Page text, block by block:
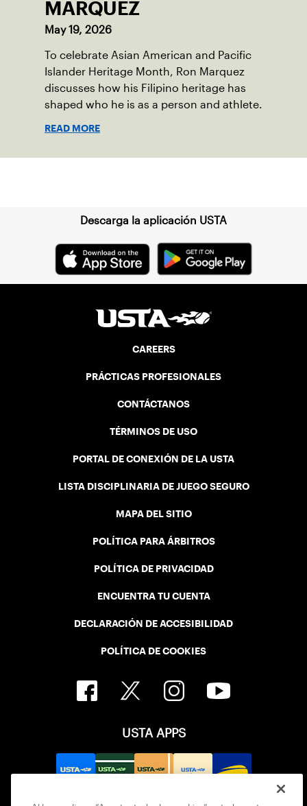
MARQUEZ
May 19, 2026
To celebrate Asian American and Pacific
Islander Heritage Month, Ron Marquez
discusses how his Filipino heritage has
shaped who he is as a person and athlete.
READ MORE
Descarga la aplicación USTA
CAREERS
PRÁCTICAS PROFESIONALES
CONTÁCTANOS
TÉRMINOS DE USO
PORTAL DE CONEXIÓN DE LA USTA
LISTA DISCIPLINARIA DE JUEGO SEGURO
MAPA DEL SITIO
POLÍTICA PARA ÁRBITROS
POLÍTICA DE PRIVACIDAD
ENCUENTRA TU CUENTA
DECLARACIÓN DE ACCESIBILIDAD
POLÍTICA DE COOKIES
USTA APPS